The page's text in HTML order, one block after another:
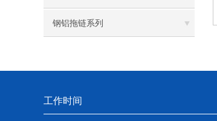
钢铝拖链系列
工作时间